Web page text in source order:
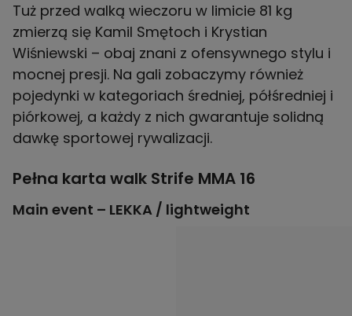
Tuż przed walką wieczoru w limicie 81 kg
zmierzą się Kamil Smętoch i Krystian
Wiśniewski – obaj znani z ofensywnego stylu i
mocnej presji. Na gali zobaczymy również
pojedynki w kategoriach średniej, półśredniej i
piórkowej, a każdy z nich gwarantuje solidną
dawkę sportowej rywalizacji.
Pełna karta walk Strife MMA 16
Main event – LEKKA / lightweight